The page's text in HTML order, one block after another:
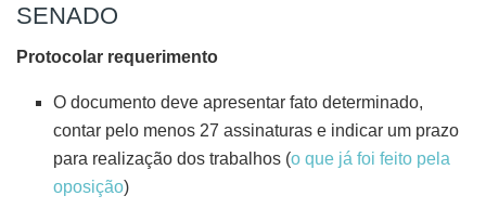
SENADO
Protocolar requerimento
O documento deve apresentar fato determinado,
contar pelo menos 27 assinaturas e indicar um prazo
para realização dos trabalhos (o que já foi feito pela
oposição)